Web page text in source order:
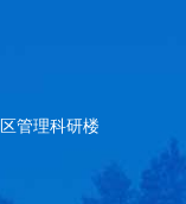
管理科研楼